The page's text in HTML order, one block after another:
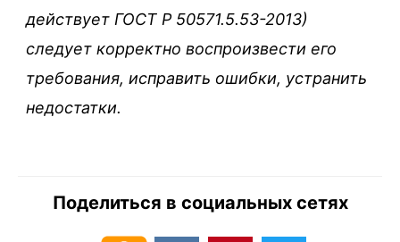
действует ГОСТ Р 50571.5.53-2013)
следует корректно воспроизвести его
требования, исправить ошибки, устранить
недостатки.
Поделиться в социальных сетях